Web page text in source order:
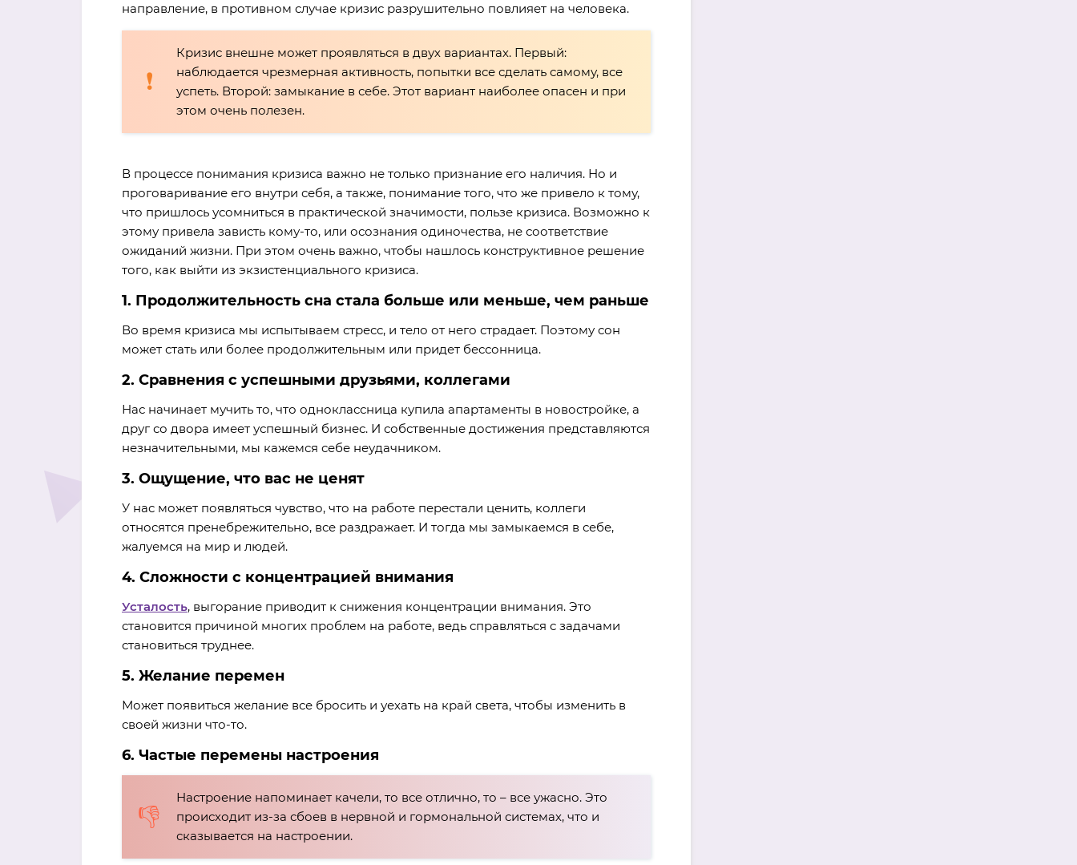
направление, в противном случае кризис разрушительно повлияет на человека.
Кризис внешне может проявляться в двух вариантах. Первый:
наблюдается чрезмерная активность, попытки все сделать самому, все
успеть. Второй: замыкание в себе. Этот вариант наиболее опасен и при
этом очень полезен.
В процессе понимания кризиса важно не только признание его наличия. Но и
проговаривание его внутри себя, а также, понимание того, что же привело к тому,
что пришлось усомниться в практической значимости, пользе кризиса. Возможно к
этому привела зависть кому-то, или осознания одиночества, не соответствие
ожиданий жизни. При этом очень важно, чтобы нашлось конструктивное решение
того, как выйти из экзистенциального кризиса.
1. Продолжительность сна стала больше или меньше, чем раньше
Во время кризиса мы испытываем стресс, и тело от него страдает. Поэтому сон
может стать или более продолжительным или придет бессонница.
2. Сравнения с успешными друзьями, коллегами
Нас начинает мучить то, что одноклассница купила апартаменты в новостройке, а
друг со двора имеет успешный бизнес. И собственные достижения представляются
незначительными, мы кажемся себе неудачником.
3. Ощущение, что вас не ценят
У нас может появляться чувство, что на работе перестали ценить, коллеги
относятся пренебрежительно, все раздражает. И тогда мы замыкаемся в себе,
жалуемся на мир и людей.
4. Сложности с концентрацией внимания
Усталость, выгорание приводит к снижения концентрации внимания. Это
становится причиной многих проблем на работе, ведь справляться с задачами
становиться труднее.
5. Желание перемен
Может появиться желание все бросить и уехать на край света, чтобы изменить в
своей жизни что-то.
6. Частые перемены настроения
Настроение напоминает качели, то все отлично, то – все ужасно. Это
происходит из-за сбоев в нервной и гормональной системах, что и
сказывается на настроении.